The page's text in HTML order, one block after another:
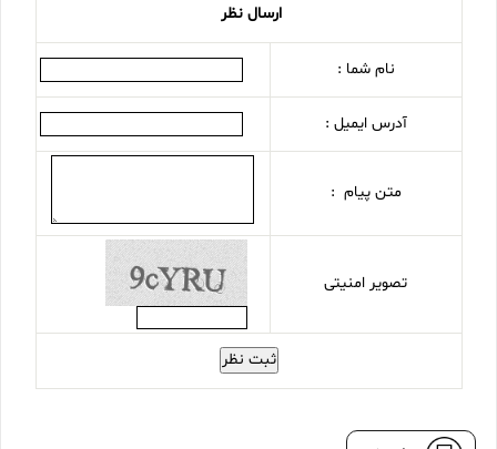
ارسال نظر
نام شما :
آدرس ایمیل :
متن پیام :
تصویر امنیتی
ثبت نظر